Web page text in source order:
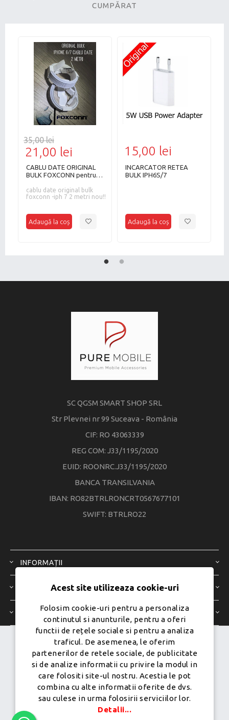
CUMPĂRAT
35,00 lei
21,00 lei
CABLU DATE ORIGINAL
BULK FOXCONN pentru
cablu date original bulk
foxconn -iph 7 2 metri nou!!
15,00 lei
INCARCATOR RETEA
BULK IPH6S/7
SC QGSM SMART SHOP SRL
Str Plevnei nr 99 Suceava - România
CIF: RO 43063339
REG COM: J33/1195/2020
EUID: ROONRC.J33/1195/2020
BANCA TRANSILVANIA
IBAN: RO82BTRLRONCRT0567677101
SWIFT: BTRLRO22
INFORMAȚII
SERVICIU CLIENȚI
CONTUL MEU
Dezvoltat de
Ecom Digital -
Powered bynopCommerce
Copyright © 2026 PureMobile.Toate drepturile rezervate.
Acest site utilizeaza cookie-uri
Folosim cookie-uri pentru a personaliza
continutul si anunturile, pentru a oferi
functii de rețele sociale si pentru a analiza
traficul. De asemenea, le oferim
partenerilor de retele sociale, de publicitate
si de analize informatii cu privire la modul in
care folositi site-ul nostru. Acestia le pot
combina cu alte informatii oferite de dvs.
sau culese in urma folosirii serviciilor lor.
Detalii...